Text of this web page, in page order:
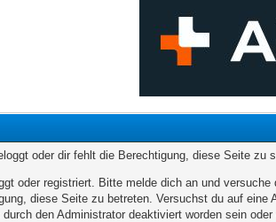
oder dir fehlt die Berechtigung, diese Seite zu
oder registriert. Bitte melde dich an und versuche
diese Seite zu betreten. Versuchst du auf
den Administrator deaktiviert worden sein